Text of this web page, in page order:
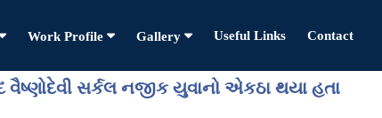
Work Profile Gallery Useful Links Contact
સર્કલ નજીક યુવાનો એકઠા થયા હતા